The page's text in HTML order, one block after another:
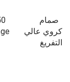
صمام
كروي عالي
التفريغ